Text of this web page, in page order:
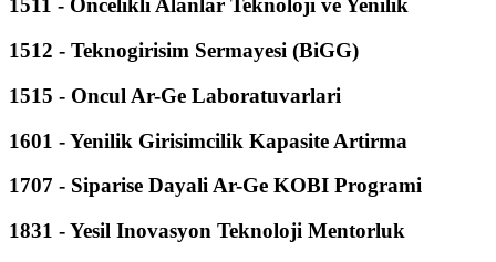
1511 - Oncelikli Alanlar Teknoloji ve Yenilik
1512 - Teknogirisim Sermayesi (BiGG)
1515 - Oncul Ar-Ge Laboratuvarlari
1601 - Yenilik Girisimcilik Kapasite Artirma
1707 - Siparise Dayali Ar-Ge KOBI Programi
1831 - Yesil Inovasyon Teknoloji Mentorluk